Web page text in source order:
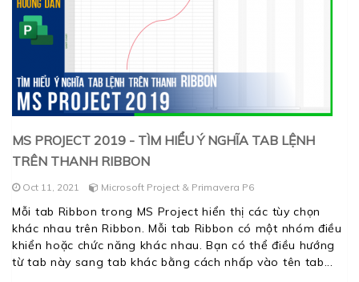
MS PROJECT 2019 - TÌM HIỂU Ý NGHĨA TAB LỆNH
TRÊN THANH RIBBON
Oct 11, 2021 Microsoft Project & Primavera P6
Mỗi tab Ribbon trong MS Project hiển thị các tùy chọn
khác nhau trên Ribbon. Mỗi tab Ribbon có một nhóm điều
khiển hoặc chức năng khác nhau. Bạn có thể điều hướng
từ tab này sang tab khác bằng cách nhấp vào tên tab